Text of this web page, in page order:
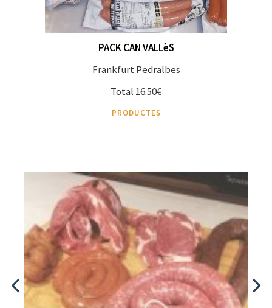
PACK CAN VALLèS
Frankfurt Pedralbes
Total 16.50€
PRODUCTES